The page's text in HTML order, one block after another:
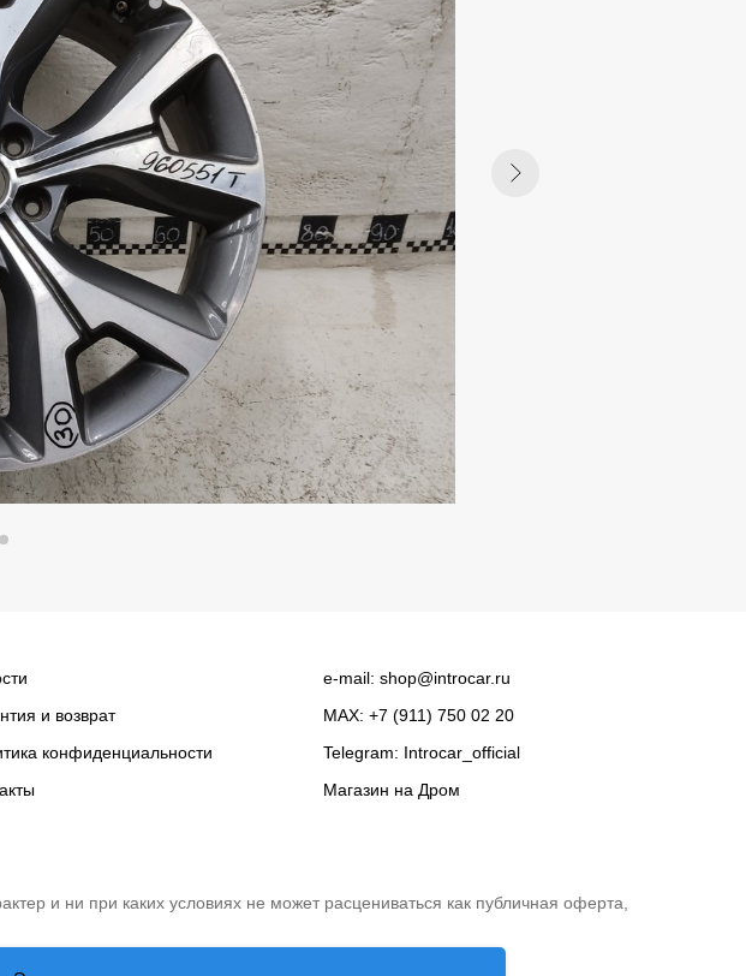
и возврат
конфиденциальности
e-mail: shop@introcar.ru
MAX: +7 (911) 750 02 20
Telegram: Introcar_official
Магазин на Дром
и ни при каких условиях не может расцениваться как публичная оферта,